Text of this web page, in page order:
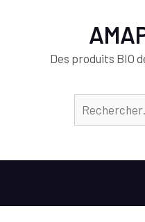
Des produits BIO